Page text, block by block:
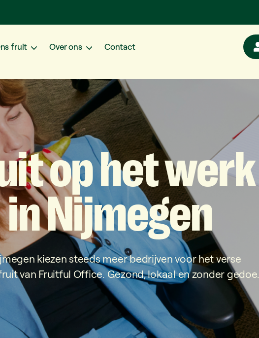
fruit Over ons Contact
ophetwerk
inNijmegen
kiezen steeds meer bedrijven voor het verse
van Fruitful Office. Gezond, lokaal en zonder gedoe.